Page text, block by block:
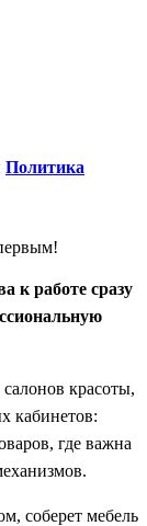
Политика
к работе сразу
красоты,
кабинетов:
где важна
соберет мебель